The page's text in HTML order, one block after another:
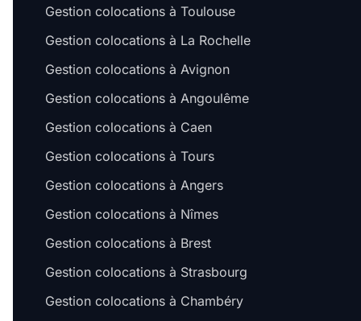
Gestion colocations à Toulouse
Gestion colocations à La Rochelle
Gestion colocations à Avignon
Gestion colocations à Angoulême
Gestion colocations à Caen
Gestion colocations à Tours
Gestion colocations à Angers
Gestion colocations à Nîmes
Gestion colocations à Brest
Gestion colocations à Strasbourg
Gestion colocations à Chambéry